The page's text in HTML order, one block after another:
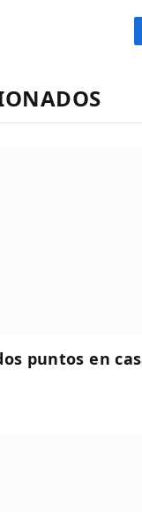
puntos en